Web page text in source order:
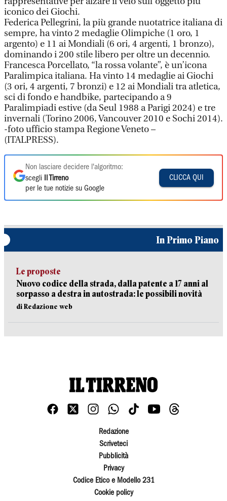
iconico dei Giochi.
Federica Pellegrini, la più grande nuotatrice italiana di
sempre, ha vinto 2 medaglie Olimpiche (1 oro, 1
argento) e 11 ai Mondiali (6 ori, 4 argenti, 1 bronzo),
dominando i 200 stile libero per oltre un decennio.
Francesca Porcellato, “la rossa volante”, è un’icona
Paralimpica italiana. Ha vinto 14 medaglie ai Giochi
(3 ori, 4 argenti, 7 bronzi) e 12 ai Mondiali tra atletica,
sci di fondo e handbike, partecipando a 9
Paralimpiadi estive (da Seul 1988 a Parigi 2024) e tre
invernali (Torino 2006, Vancouver 2010 e Sochi 2014).
-foto ufficio stampa Regione Veneto –
(ITALPRESS).
Non lasciare decidere l'algoritmo:
scegli
Il Tirreno
per le tue notizie su Google
CLICCA QUI
In Primo Piano
Le proposte
Nuovo codice della strada, dalla patente a 17 anni al
sorpasso a destra in autostrada: le possibili novità
di Redazione web
Redazione
Scriveteci
Pubblicità
Privacy
Codice Etico e Modello 231
Cookie policy